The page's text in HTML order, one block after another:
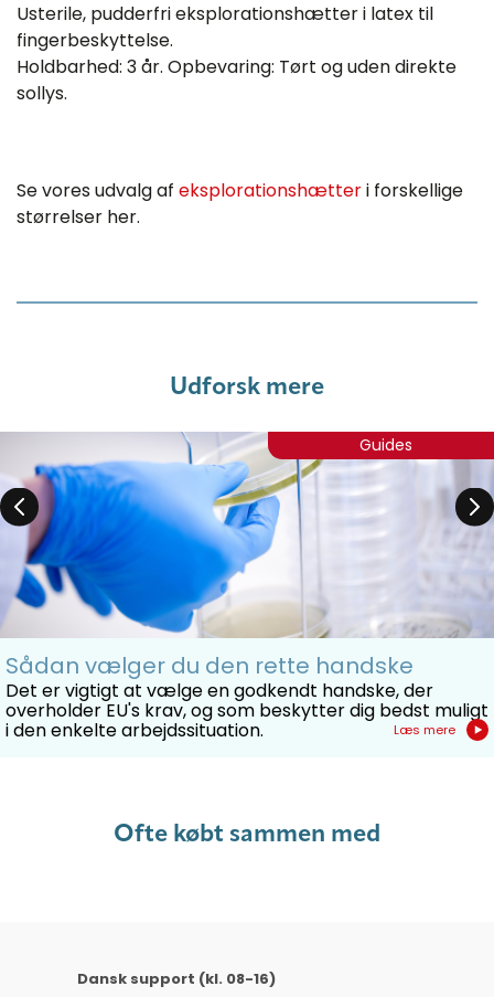
Usterile, pudderfri eksplorationshætter i latex til
fingerbeskyttelse.
Holdbarhed: 3 år. Opbevaring: Tørt og uden direkte
sollys.
Se vores udvalg af eksplorationshætteri forskellige
størrelser her.
Udforsk mere
Guides
Sådan vælger du den rette handske
Det er vigtigt at vælge en godkendt handske, der
overholder EU's krav, og som beskytter dig bedst muligt
i den enkelte arbejdssituation. Læs mere
Ofte købt sammen med
Dansk support (kl. 08-16)